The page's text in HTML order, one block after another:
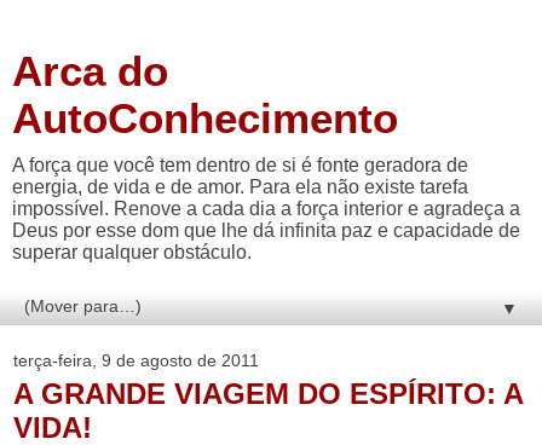
Arca do
AutoConhecimento
A força que você tem dentro de si é fonte geradora de
energia, de vida e de amor. Para ela não existe tarefa
impossível. Renove a cada dia a força interior e agradeça a
Deus por esse dom que lhe dá infinita paz e capacidade de
superar qualquer obstáculo.
▼
terça-feira, 9 de agosto de 2011
A GRANDE VIAGEM DO ESPÍRITO: A
VIDA!